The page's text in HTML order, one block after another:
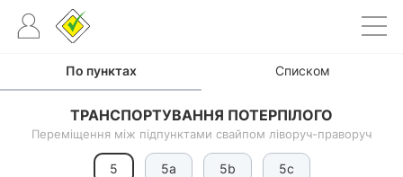
По пунктах Списком
ТРАНСПОРТУВАННЯ ПОТЕРПІЛОГО
Переміщення між підпунктами свайпом ліворуч-праворуч
5 5a 5b 5c